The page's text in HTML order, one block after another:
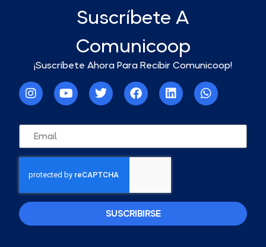
Suscríbete A
Comunicoop
¡Suscríbete Ahora Para Recibir Comunicoop!
SUSCRIBIRSE